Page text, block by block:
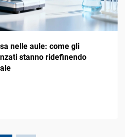
nelle aule: come gli
stanno ridefinendo